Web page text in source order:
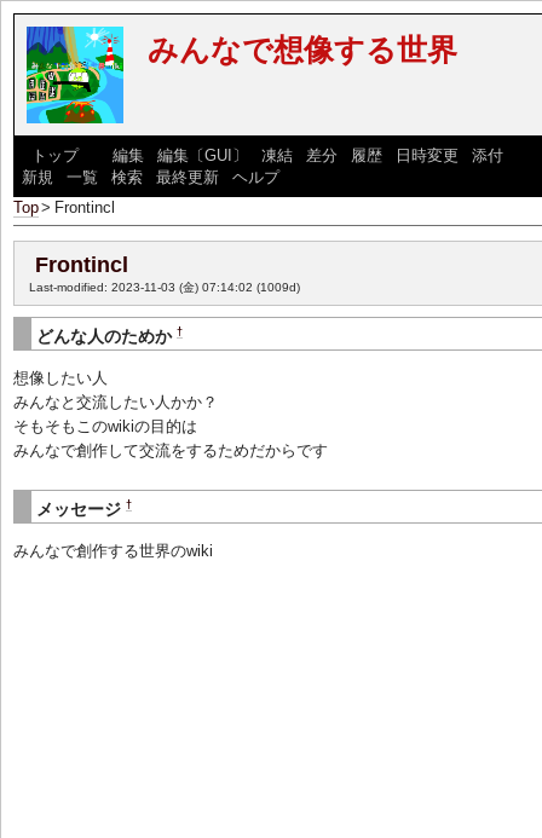
みんなで想像する世界
トップ] [ 編集| 編集〔GUI〕 凍結| 差分 履歴| 日時変更 添付] [
新規
一覧 検索| 最終更新| ヘルプ]
Top> Frontincl
Frontincl
Last-modified: 2023-11-03 (金) 07:14:02 (1009d)
どんな人のためか †
想像したい人
みんなと交流したい人かか？
そもそもこのwikiの目的は
みんなで創作して交流をするためだからです
メッセージ †
みんなで創作する世界のwiki